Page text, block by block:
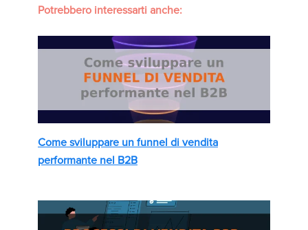
Potrebbero interessarti anche:
Come sviluppare un funnel di vendita
performante nel B2B